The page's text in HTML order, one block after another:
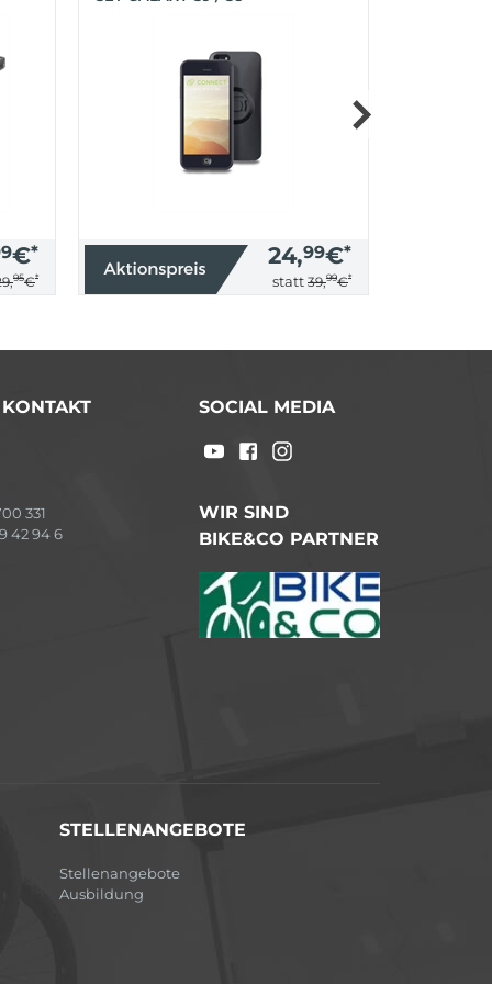
€*
95€*
24,99€*
statt 39,99€*
331
42 94 6
SOCIAL MEDIA
WIR SIND
BIKE&CO PARTNER
STELLENANGEBOTE
Stellenangebote
Ausbildung